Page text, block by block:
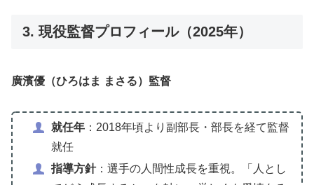
3. 現役監督プロフィール（2025年）
廣濱優（ひろはま まさる）監督
就任年：2018年頃より副部長・部長を経て監督
就任
指導方針：選手の人間性成長を重視。「人とし